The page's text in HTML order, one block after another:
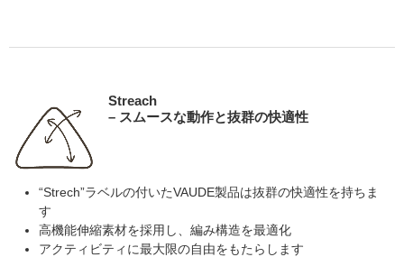
Streach
– スムースな動作と抜群の快適性
“Strech”ラベルの付いたVAUDE製品は抜群の快適性を持ちま
す
高機能伸縮素材を採用し、編み構造を最適化
アクティビティに最大限の自由をもたらします